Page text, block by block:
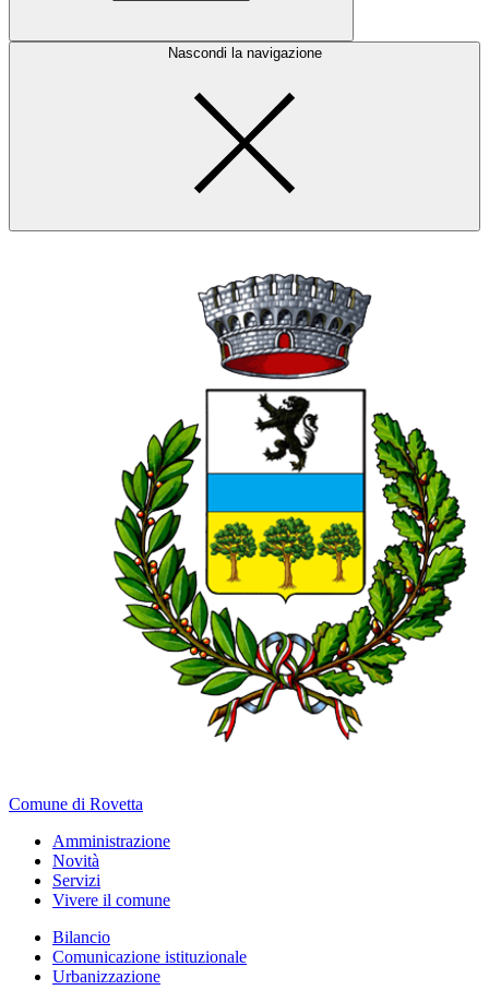
Nascondi la navigazione
Comune di Rovetta
Amministrazione
Novità
Servizi
Vivere il comune
Bilancio
Comunicazione istituzionale
Urbanizzazione